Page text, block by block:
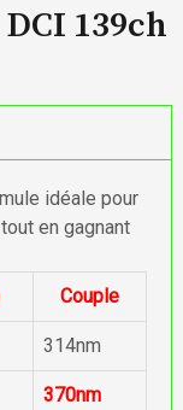
139ch
idéale pour
en gagnant
Couple
314nm
370nm